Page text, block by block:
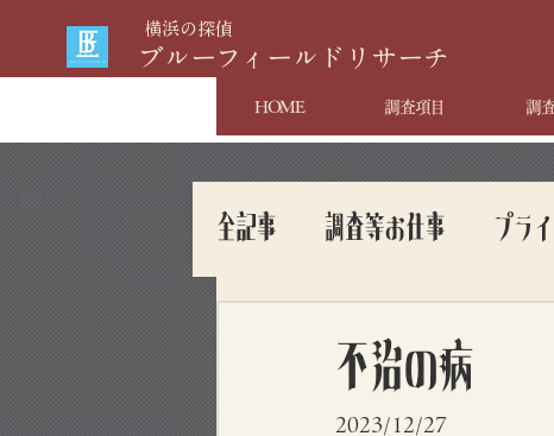
​横浜の探偵
​ブルーフィールドリサーチ
HOME 調査項目 調
全記事 調査等お仕事 プラ
不治の病
2023/12/27